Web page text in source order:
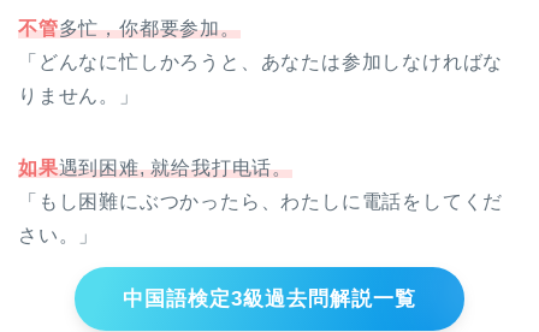
不管多忙，你都要参加。
「どんなに忙しかろうと、あなたは参加しなければな
りません。」
如果遇到困难, 就给我打电话。
「もし困難にぶつかったら、わたしに電話をしてくだ
さい。」
中国語検定3級過去問解説一覧